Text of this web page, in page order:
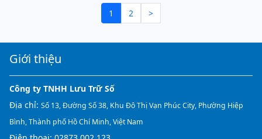
1 2 >
Giới thiệu
Công ty TNHH Lưu Trữ Số
Địa chỉ: Số 13, Đường Số 38, Khu Đô Thị Vạn Phúc City, Phường Hiệp
Bình, Thành phố Hồ Chí Minh, Việt Nam